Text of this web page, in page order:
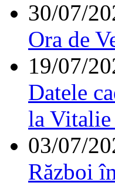
30/07/
Ora de
19/07/
Datele
la
03/07/
Război